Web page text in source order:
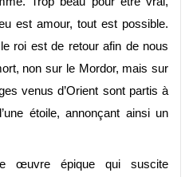
est amour, tout est possible.
roi est de retour afin de nous
non sur le Mordor, mais sur
venus d’Orient sont partis à
étoile, annonçant ainsi un
œuvre épique qui suscite